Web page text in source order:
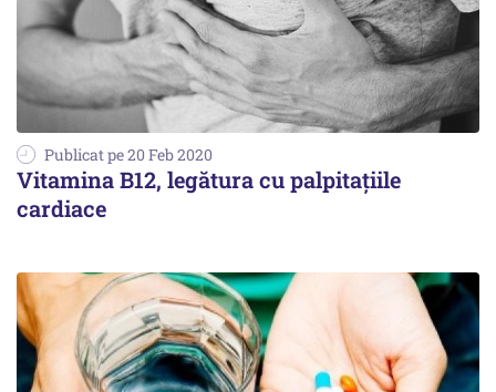
Publicat pe 20 Feb 2020
Vitamina B12, legătura cu palpitațiile
cardiace